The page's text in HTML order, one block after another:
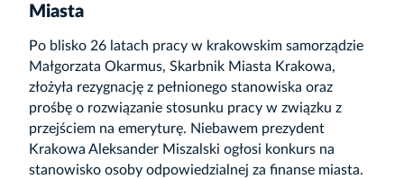
Miasta
Po blisko 26 latach pracy w krakowskim samorządzie
Małgorzata Okarmus, Skarbnik Miasta Krakowa,
złożyła rezygnację z pełnionego stanowiska oraz
prośbę o rozwiązanie stosunku pracy w związku z
przejściem na emeryturę. Niebawem prezydent
Krakowa Aleksander Miszalski ogłosi konkurs na
stanowisko osoby odpowiedzialnej za finanse miasta.